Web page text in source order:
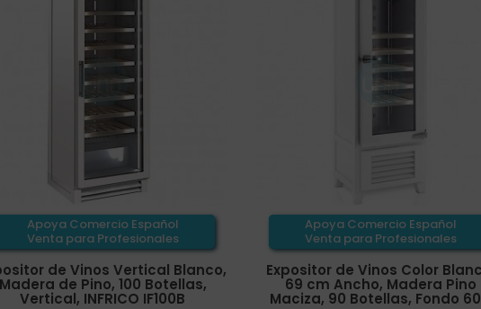
Apoya Comercio Español
Venta para Profesionales
de Vinos Vertical Blanco,
Madera de Pino, 100 Botellas,
Vertical, INFRICO IF100B
Apoya Comercio Español
Venta para Profesionales
Expositor de Vinos Color
69 cm Ancho, Madera Pino
Maciza, 90 Botellas, Fondo